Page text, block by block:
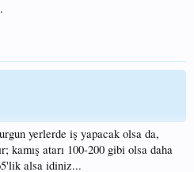
yerlerde iş yapacak olsa da,
kamış atarı 100-200 gibi olsa daha
alsa idiniz...